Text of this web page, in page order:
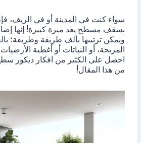
سواء كنت في المدينة أو في الريف،
بسقف مسطح يعد ميزة كبيرة! إنها
ويمكن ترتيبها بألف طريقة وطريقة؛
المريحة، أو النباتات أو أغطية
احصل على الكثير من افكار ديكور
من هذا المقال!